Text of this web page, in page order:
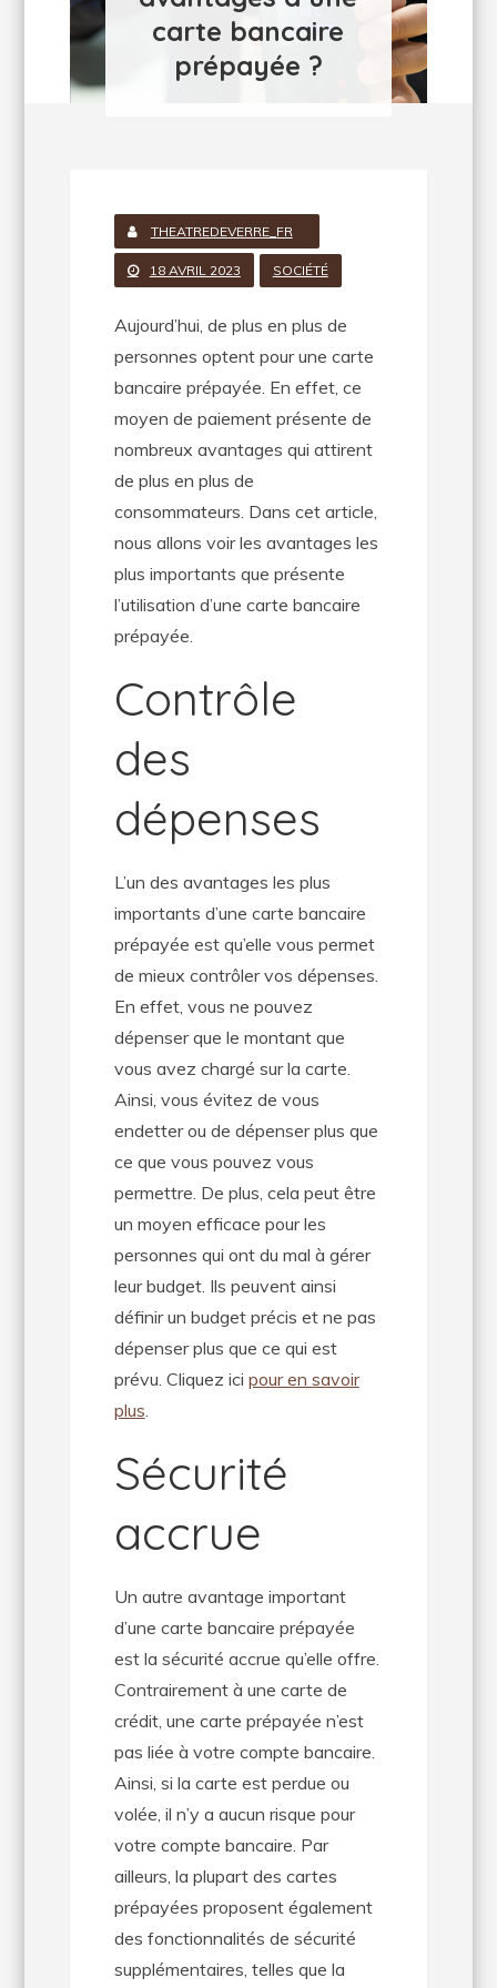
carte bancaire
prépayée ?
THEATREDEVERRE_FR
18 AVRIL 2023 SOCIÉTÉ
Aujourd’hui, de plus en plus de
personnes optent pour une carte
bancaire prépayée. En effet, ce
moyen de paiement présente de
nombreux avantages qui attirent
de plus en plus de
consommateurs. Dans cet article,
nous allons voir les avantages les
plus importants que présente
l’utilisation d’une carte bancaire
prépayée.
Contrôle
des
dépenses
L’un des avantages les plus
importants d’une carte bancaire
prépayée est qu’elle vous permet
de mieux contrôler vos dépenses.
En effet, vous ne pouvez
dépenser que le montant que
vous avez chargé sur la carte.
Ainsi, vous évitez de vous
endetter ou de dépenser plus que
ce que vous pouvez vous
permettre. De plus, cela peut être
un moyen efficace pour les
personnes qui ont du mal à gérer
leur budget. Ils peuvent ainsi
définir un budget précis et ne pas
dépenser plus que ce qui est
prévu. Cliquez ici pour en savoir
plus.
Sécurité
accrue
Un autre avantage important
d’une carte bancaire prépayée
est la sécurité accrue qu’elle offre.
Contrairement à une carte de
crédit, une carte prépayée n’est
pas liée à votre compte bancaire.
Ainsi, si la carte est perdue ou
volée, il n’y a aucun risque pour
votre compte bancaire. Par
ailleurs, la plupart des cartes
prépayées proposent également
des fonctionnalités de sécurité
supplémentaires, telles que la